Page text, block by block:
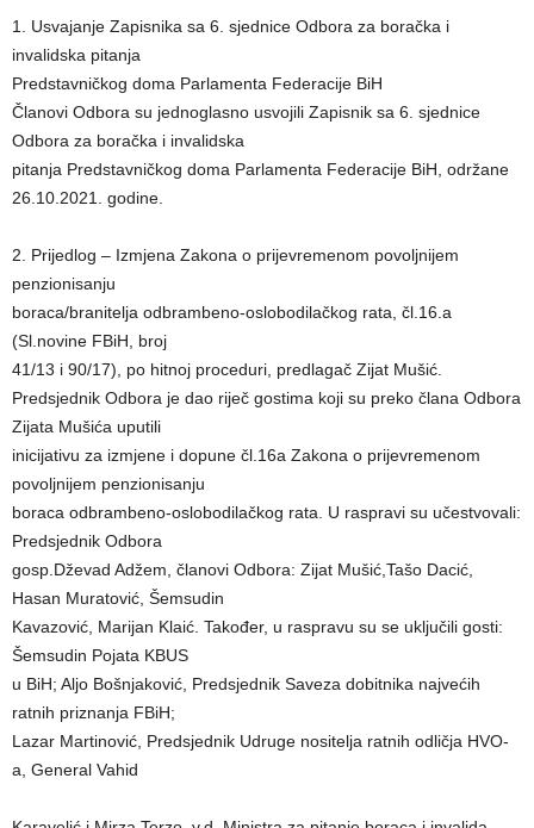
1. Usvajanje Zapisnika sa 6. sjednice Odbora za boračka i
invalidska pitanja
Predstavničkog doma Parlamenta Federacije BiH
Članovi Odbora su jednoglasno usvojili Zapisnik sa 6. sjednice
Odbora za boračka i invalidska
pitanja Predstavničkog doma Parlamenta Federacije BiH, održane
26.10.2021. godine.
2. Prijedlog – Izmjena Zakona o prijevremenom povoljnijem
penzionisanju
boraca/branitelja odbrambeno-oslobodilačkog rata, čl.16.a
(Sl.novine FBiH, broj
41/13 i 90/17), po hitnoj proceduri, predlagač Zijat Mušić.
Predsjednik Odbora je dao riječ gostima koji su preko člana Odbora
Zijata Mušića uputili
inicijativu za izmjene i dopune čl.16a Zakona o prijevremenom
povoljnijem penzionisanju
boraca odbrambeno-oslobodilačkog rata. U raspravi su učestvovali:
Predsjednik Odbora
gosp.Dževad Adžem, članovi Odbora: Zijat Mušić,Tašo Dacić,
Hasan Muratović, Šemsudin
Kavazović, Marijan Klaić. Također, u raspravu su se uključili gosti:
Šemsudin Pojata KBUS
u BiH; Aljo Bošnjaković, Predsjednik Saveza dobitnika najvećih
ratnih priznanja FBiH;
Lazar Martinović, Predsjednik Udruge nositelja ratnih odličja HVO-
a, General Vahid